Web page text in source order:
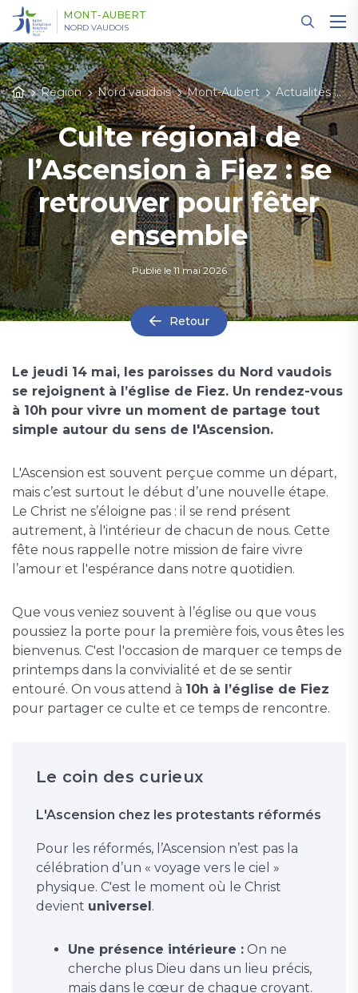
MONT-AUBERT
NORD VAUDOIS
Région Nord vaudois Mont-Aubert Actualités
Culte régional de
l’Ascension à Fiez : se
retrouver pour fêter
ensemble
Publié le11 mai 2026
Retour
Le jeudi 14 mai, les paroisses du Nord vaudois
se rejoignent à l’église de Fiez. Un rendez-vous
à 10h pour vivre un moment de partage tout
simple autour du sens de l'Ascension.
L'Ascension est souvent perçue comme un départ,
mais c’est surtout le début d’une nouvelle étape.
Le Christ ne s’éloigne pas : il se rend présent
autrement, à l'intérieur de chacun de nous. Cette
fête nous rappelle notre mission de faire vivre
l’amour et l'espérance dans notre quotidien.
Que vous veniez souvent à l’église ou que vous
poussiez la porte pour la première fois, vous êtes les
bienvenus. C'est l'occasion de marquer ce temps de
printemps dans la convivialité et de se sentir
entouré. On vous attend à 10h à l’église de Fiez
pour partager ce culte et ce temps de rencontre.
Le coin des curieux
L'Ascension chez les protestants réformés
Pour les réformés, l’Ascension n’est pas la
célébration d’un « voyage vers le ciel »
physique. C'est le moment où le Christ
devient universel.
Une présence intérieure : On ne
cherche plus Dieu dans un lieu précis,
mais dans le cœur de chaque croyant.
Panneau de gestion des cookies